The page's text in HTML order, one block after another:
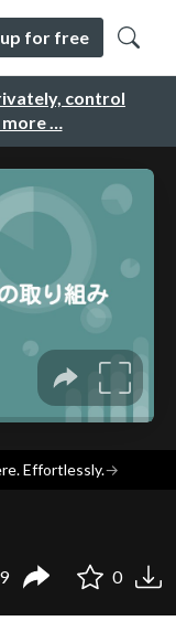
control
more …
up for free
Effortlessly.→
0